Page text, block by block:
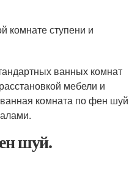
комнате ступени и
ванных комнат
мебели и
комната по фен шуй
шуй.